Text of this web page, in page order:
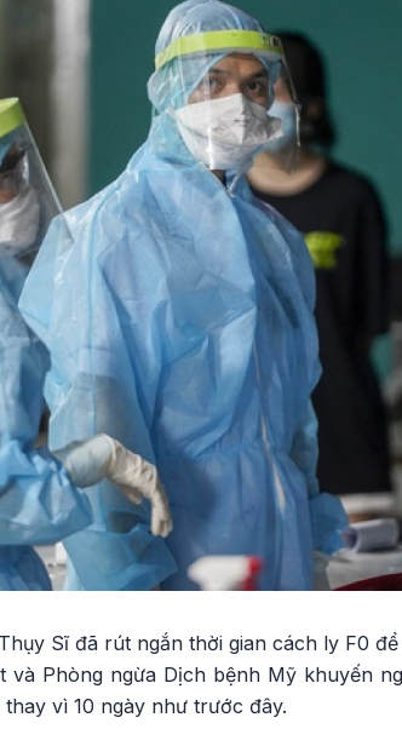
Sĩ đã rút ngắn thời gian cách ly F0
và Phòng ngừa Dịch bệnh Mỹ khuyến
vì 10 ngày như trước đây.